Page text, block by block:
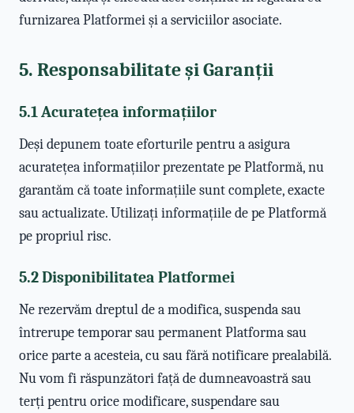
furnizarea Platformei și a serviciilor asociate.
5. Responsabilitate și Garanții
5.1 Acuratețea informațiilor
Deși depunem toate eforturile pentru a asigura
acuratețea informațiilor prezentate pe Platformă, nu
garantăm că toate informațiile sunt complete, exacte
sau actualizate. Utilizați informațiile de pe Platformă
pe propriul risc.
5.2 Disponibilitatea Platformei
Ne rezervăm dreptul de a modifica, suspenda sau
întrerupe temporar sau permanent Platforma sau
orice parte a acesteia, cu sau fără notificare prealabilă.
Nu vom fi răspunzători față de dumneavoastră sau
terți pentru orice modificare, suspendare sau